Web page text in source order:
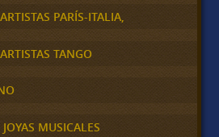
PARÍS-ITALIA,
TANGO
MUSICALES